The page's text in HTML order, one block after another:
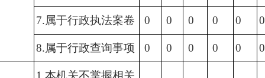
7.属于行政执法案卷 0 0 0 0 0 0
8.属于行政查询事项 0 0 0 0 0 0
1.本机关不掌握相关